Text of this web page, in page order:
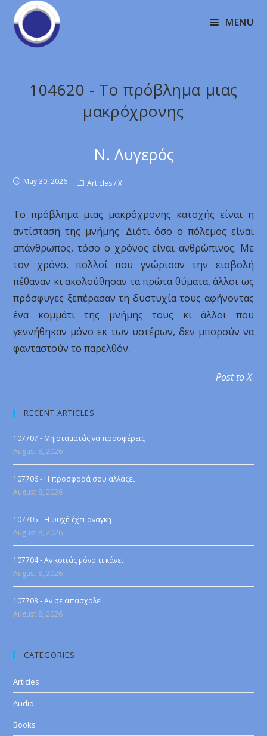
MENU
104620 - Το πρόβλημα μιας
μακρόχρονης
Ν. Λυγερός
May 30, 2026 Articles / X
Το πρόβλημα μιας μακρόχρονης κατοχής είναι η
αντίσταση της μνήμης. Διότι όσο ο πόλεμος είναι
απάνθρωπος, τόσο ο χρόνος είναι ανθρώπινος. Με
τον χρόνο, πολλοί που γνώρισαν την εισβολή
πέθαναν κι ακολούθησαν τα πρώτα θύματα, άλλοι ως
πρόσφυγες ξεπέρασαν τη δυστυχία τους αφήνοντας
ένα κομμάτι της μνήμης τους κι άλλοι που
γεννήθηκαν μόνο εκ των υστέρων, δεν μπορούν να
φανταστούν το παρελθόν.
Post to X
RECENT ARTICLES
107707 - Μη σταματάς να προσφέρεις
August 8, 2026
107706 - Η προσφορά σου αλλάζει
August 8, 2026
107705 - Η ψυχή έχει ανάγκη
August 8, 2026
107704 - Αν κοιτάς μόνο τι κάνει
August 8, 2026
107703 - Αν σε απασχολεί
August 8, 2026
CATEGORIES
Articles
Audio
Books